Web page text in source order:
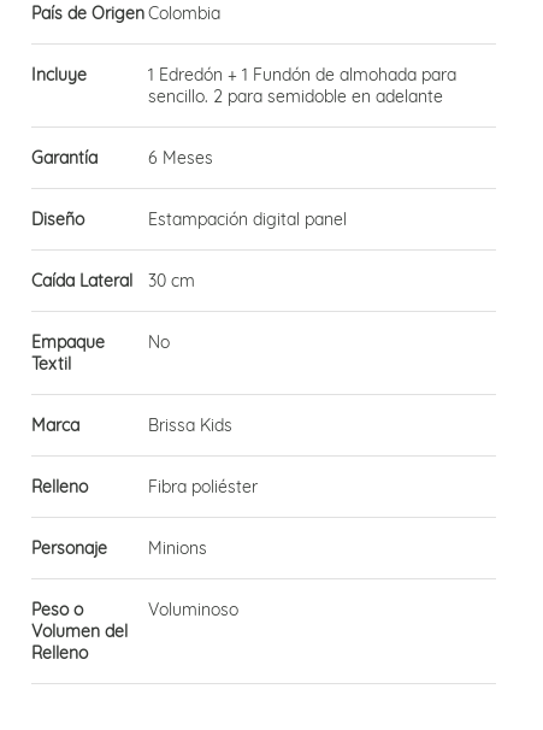
País de OrigenColombia
Incluye
1 Edredón + 1 Fundón de almohada para
sencillo. 2 para semidoble en adelante
Garantía 6 Meses
Diseño Estampación digital panel
Caída Lateral 30 cm
Empaque
Textil
No
Marca Brissa Kids
Relleno Fibra poliéster
Personaje Minions
Peso o
Volumen del
Relleno
Voluminoso